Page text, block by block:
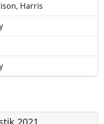
Harris